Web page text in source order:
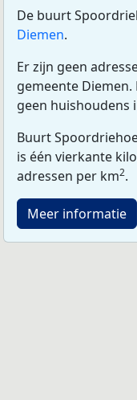
De buurt
Diemen.
Er zijn geen
gemeente
geen huishoudens
Buurt
is één vierkante
adressen per km2.
Meer informatie